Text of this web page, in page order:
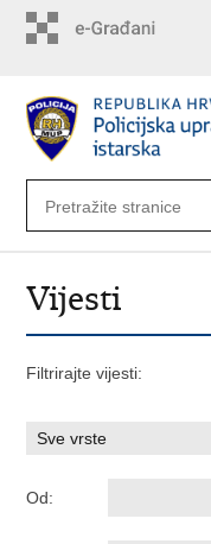
Vijesti
Filtrirajte vijesti:
Od: